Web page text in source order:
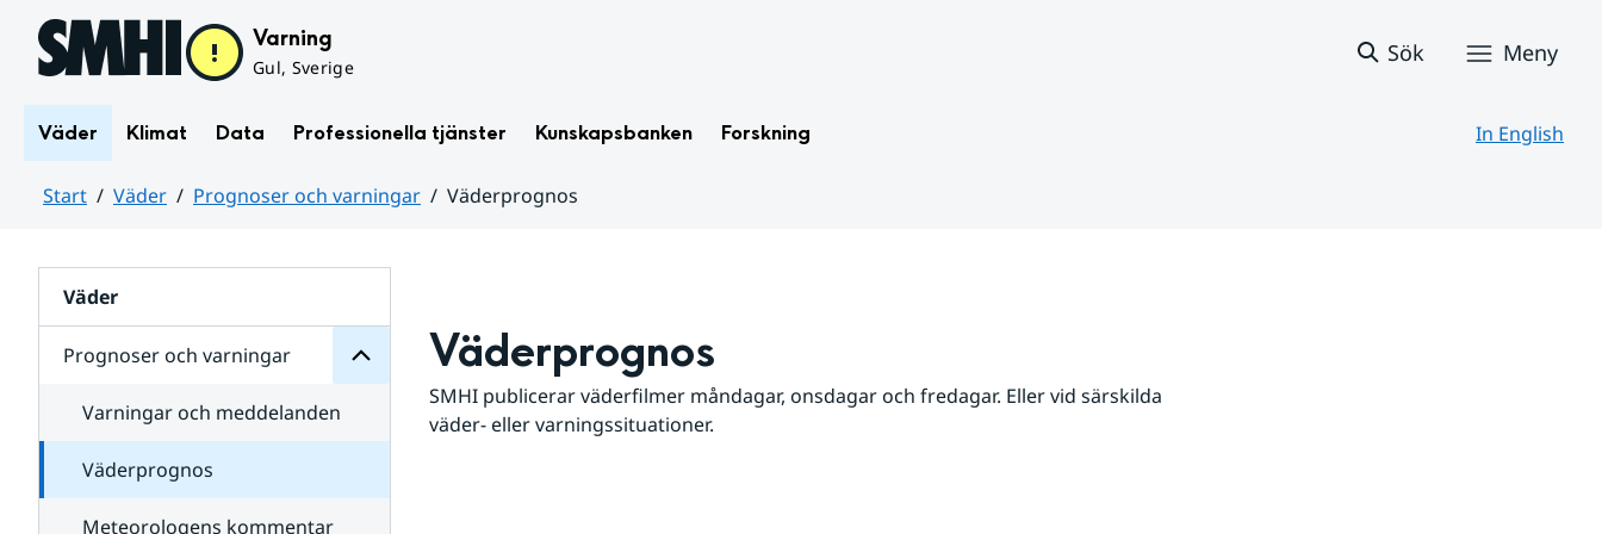
Hoppa till sidans innehåll Varning
Gul, Sverige
Sök Meny
Väder Klimat Data Professionella tjänster Kunskapsbanken Forskning In English
Start Väder Prognoser och varningar
Väderprognos
Väder
Prognoser och varningar
för
varningar
Varningar och meddelanden
Väderprognos
Meteorologens kommentar
Väderprognos
SMHI publicerar väderfilmer måndagar, onsdagar och fredagar. Eller vid särskilda
väder- eller varningssituationer.